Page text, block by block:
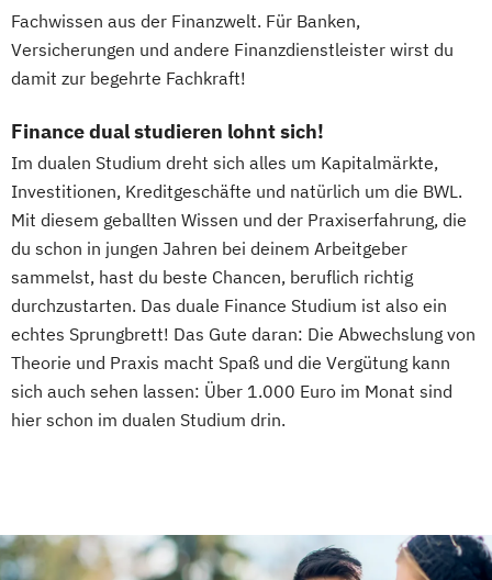
Personalmanagement und
Wirtschaftspsychologie
Planung und Koordination in der Sozialen
Rechnungswesen Steuern Wirtschaftsrecht
Sales and Negotiation
Soziale Arbeit in der Migrationsgesellschaft
Supply Chain Management
Logistics
Production Wirtschaftsinformatik
Wirtschaftsingenieurwesen
BWL - Spedition
Transport und Logistik
BWL - Versicherung
Chemische Technik - Chemie- und
Bioingenieurwesen
Chemische Technik - Technische und
Angewandte Chemie
Data Science und Künstliche Intelligenz
Digital Business Management
Digitale Medien - Mediapublishing und
Gestaltung
Digitale Medien - Medienmanagement und
Kommunikation
Elektrische Energietechnik
Elektrotechnik und Informationstechnik -
Fachwissen aus der Finanzwelt. Für Banken,
Versicherungen und andere Finanzdienstleister wirst du
damit zur begehrte Fachkraft!
Finance dual studieren lohnt sich!
Im dualen Studium dreht sich alles um Kapitalmärkte,
Investitionen, Kreditgeschäfte und natürlich um die BWL.
Mit diesem geballten Wissen und der Praxiserfahrung, die
du schon in jungen Jahren bei deinem Arbeitgeber
sammelst, hast du beste Chancen, beruflich richtig
durchzustarten. Das duale Finance Studium ist also ein
echtes Sprungbrett! Das Gute daran: Die Abwechslung von
Theorie und Praxis macht Spaß und die Vergütung kann
sich auch sehen lassen: Über 1.000 Euro im Monat sind
hier schon im dualen Studium drin.